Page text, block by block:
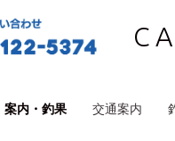
案内・釣果 交通案内